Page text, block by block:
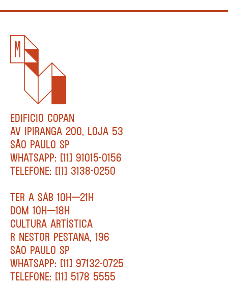
EDIFÍCIO COPAN
AV IPIRANGA 200, LOJA 53
SÃO PAULO SP
WHATSAPP: [11] 91015-0156
TELEFONE: [11] 3138-0250
TER A SÁB 10H—21H
DOM 10H—18H
CULTURA ARTÍSTICA
R NESTOR PESTANA, 196
SÃO PAULO SP
WHATSAPP: [11] 97132-0725
TELEFONE: [11] 5178 5555